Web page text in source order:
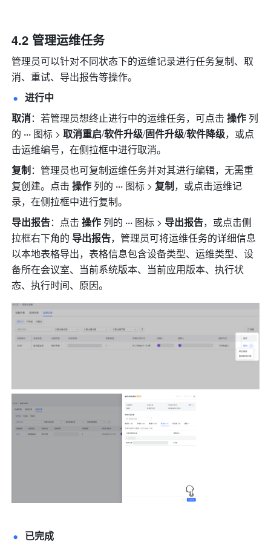
4.2 管理运维任务
管理员可以针对不同状态下的运维记录进行任务复制、取
消、重试、导出报告等操作。
进行中
取消：若管理员想终止进行中的运维任务，可点击 操作 列
的 ··· 图标 > 取消重启/软件升级/固件升级/软件降级，或点
击运维编号，在侧拉框中进行取消。
复制：管理员也可复制运维任务并对其进行编辑，无需重
复创建。点击 操作 列的 ··· 图标 > 复制，或点击运维记
录，在侧拉框中进行复制。
导出报告：点击 操作 列的 ··· 图标 > 导出报告，或点击侧
拉框右下角的 导出报告，管理员可将运维任务的详细信息
以本地表格导出，表格信息包含设备类型、运维类型、设
备所在会议室、当前系统版本、当前应用版本、执行状
态、执行时间、原因。
已完成